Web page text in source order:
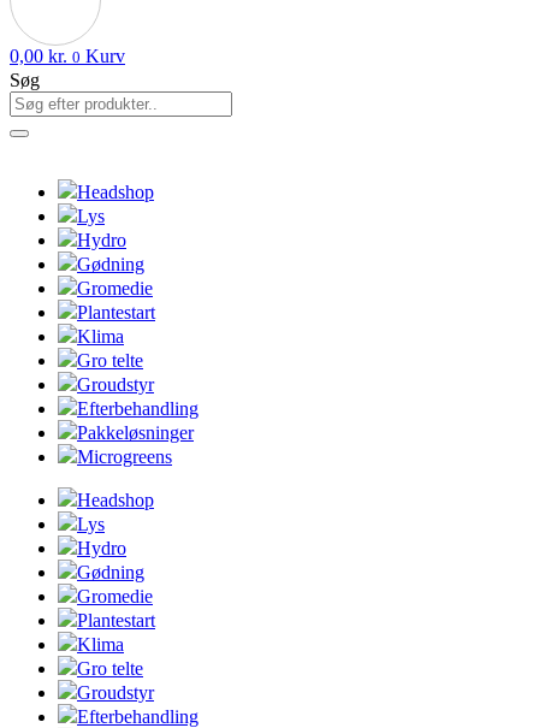
0,00 kr. 0 Kurv
Søg
Headshop
Lys
Hydro
Gødning
Gromedie
Plantestart
Klima
Gro telte
Groudstyr
Efterbehandling
Pakkeløsninger
Microgreens
Headshop
Lys
Hydro
Gødning
Gromedie
Plantestart
Klima
Gro telte
Groudstyr
Efterbehandling